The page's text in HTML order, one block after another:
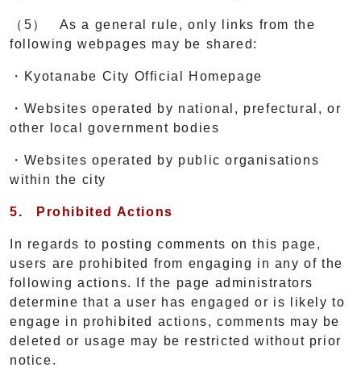
（5） As a general rule, only links from the
following webpages may be shared:
・Kyotanabe City Official Homepage
・Websites operated by national, prefectural, or
other local government bodies
・Websites operated by public organisations
within the city
5. Prohibited Actions
In regards to posting comments on this page,
users are prohibited from engaging in any of the
following actions. If the page administrators
determine that a user has engaged or is likely to
engage in prohibited actions, comments may be
deleted or usage may be restricted without prior
notice.